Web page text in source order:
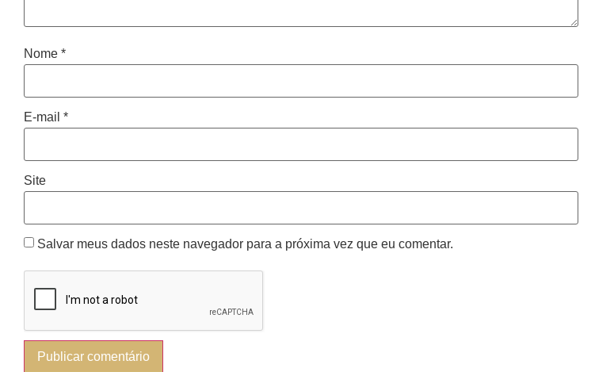
Nome *
E-mail *
Site
Salvar meus dados neste navegador para a próxima vez que eu comentar.